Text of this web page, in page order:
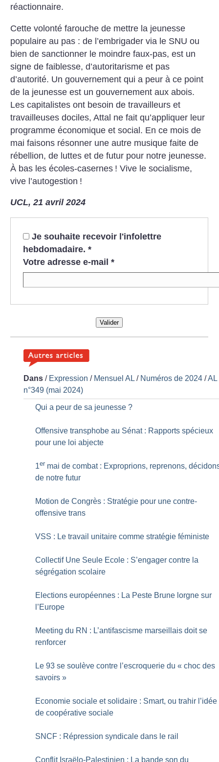
réactionnaire.
Cette volonté farouche de mettre la jeunesse
populaire au pas : de l’embrigader via le SNU ou
bien de sanctionner le moindre faux-pas, est un
signe de faiblesse, d’autoritarisme et pas
d’autorité. Un gouvernement qui a peur à ce point
de la jeunesse est un gouvernement aux abois.
Les capitalistes ont besoin de travailleurs et
travailleuses dociles, Attal ne fait qu’appliquer leur
programme économique et social. En ce mois de
mai faisons résonner une autre musique faite de
rébellion, de luttes et de futur pour notre jeunesse.
À bas les écoles-casernes ! Vive le socialisme,
vive l’autogestion !
UCL, 21 avril 2024
Je souhaite recevoir l'infolettre
hebdomadaire. *
Votre adresse e-mail *
Valider
Dans / Expression / Mensuel AL / Numéros de 2024 /AL
n°349 (mai 2024)
Qui a peur de sa jeunesse ?
Offensive transphobe au Sénat : Rapports spécieux
pour une loi abjecte
1er mai de combat : Exproprions, reprenons,
de notre futur
Motion de Congrès : Stratégie pour une contre-
offensive trans
VSS : Le travail unitaire comme stratégie féministe
Collectif Une Seule Ecole : S’engager contre la
ségrégation scolaire
Elections européennes : La Peste Brune lorgne sur
l’Europe
Meeting du RN : L’antifascisme marseillais doit se
renforcer
Le 93 se soulève contre l’escroquerie du « choc des
savoirs »
Economie sociale et solidaire : Smart, ou trahir l’idée
de coopérative sociale
SNCF : Répression syndicale dans le rail
Conflit Israëlo-Palestinien : La bande son du